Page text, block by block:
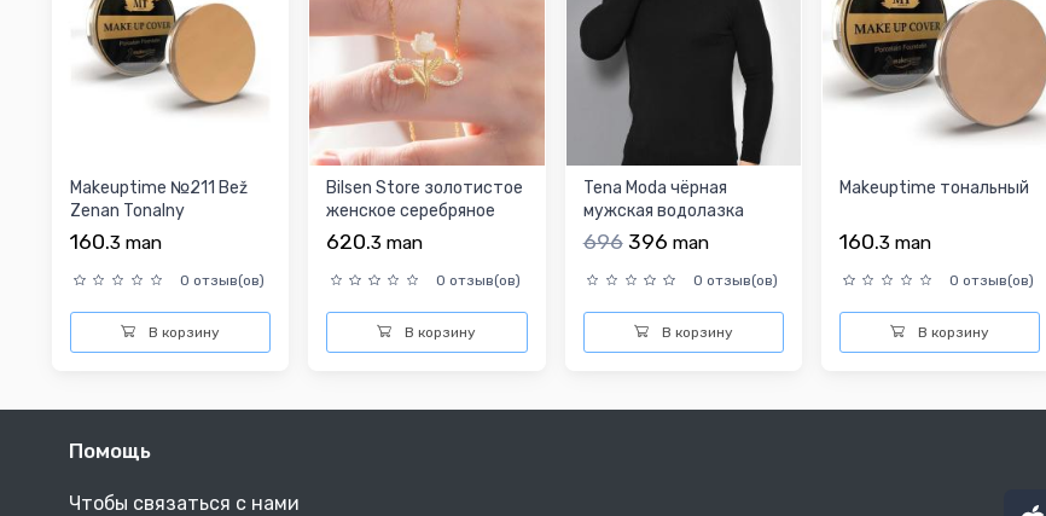
Makeuptime №211 Bež
Zenan Tonalny
160.3 man
0 отзыв(ов)
В корзину
Bilsen Store золотистое
женское серебряное
колье
620.3 man
0 отзыв(ов)
В корзину
Tena Moda чёрная
мужская водолазка
696 396 man
0 отзыв(ов)
В корзину
Makeuptime тональный
160.3 man
0 отзыв(ов)
В корзину
Помощь
Чтобы связаться с нами